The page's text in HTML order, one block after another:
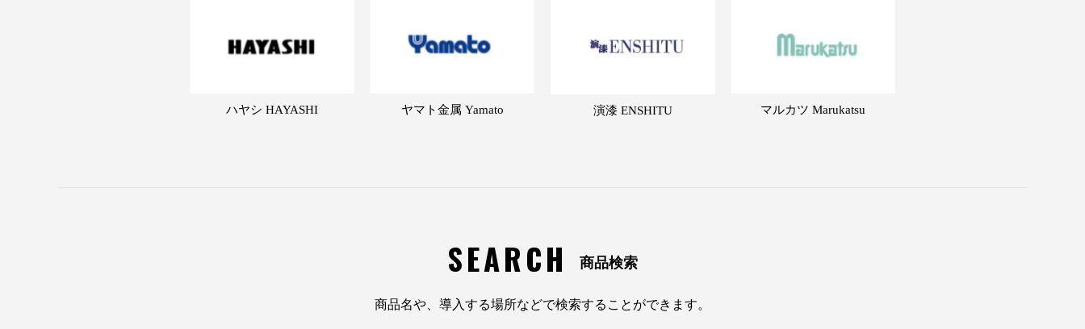
ハヤシ HAYASHI ヤマト金属 Yamato 演漆 ENSHITU マルカツ Marukatsu
SEARCH 商品検索
商品名や、導入する場所などで検索することができます。